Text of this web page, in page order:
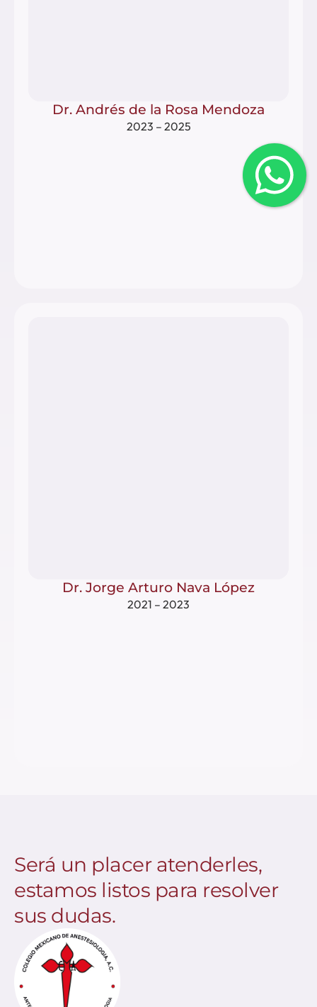
Dr. Andrés de la Rosa Mendoza
2023 – 2025
Dr. Jorge Arturo Nava López
2021 – 2023
Será un placer atenderles,
estamos listos para resolver
sus dudas.